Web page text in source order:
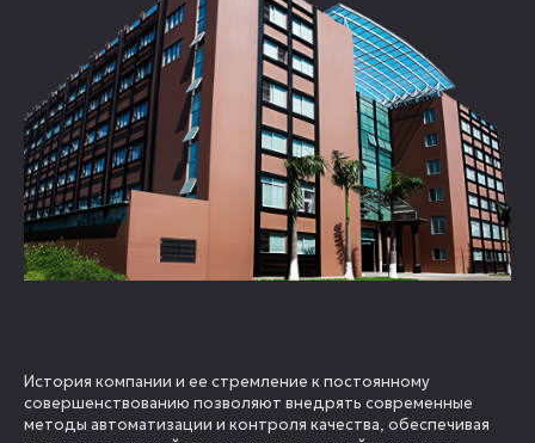
История компании и ее стремление к постоянному
совершенствованию позволяют внедрять современные
методы автоматизации и контроля качества, обеспечивая